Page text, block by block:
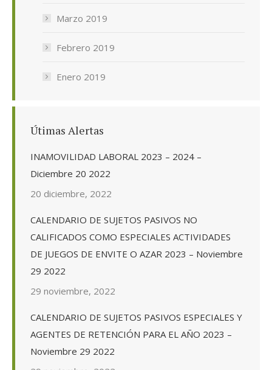
Marzo 2019
Febrero 2019
Enero 2019
Útimas Alertas
INAMOVILIDAD LABORAL 2023 – 2024 –
Diciembre 20 2022
20 diciembre, 2022
CALENDARIO DE SUJETOS PASIVOS NO
CALIFICADOS COMO ESPECIALES ACTIVIDADES
DE JUEGOS DE ENVITE O AZAR 2023 – Noviembre
29 2022
29 noviembre, 2022
CALENDARIO DE SUJETOS PASIVOS ESPECIALES Y
AGENTES DE RETENCIÓN PARA EL AÑO 2023 –
Noviembre 29 2022